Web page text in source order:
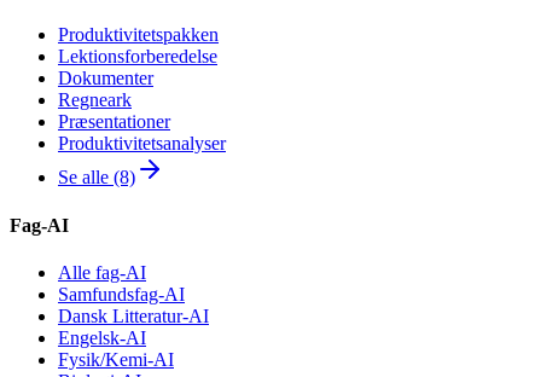
Produktivitetspakken
Lektionsforberedelse
Dokumenter
Regneark
Præsentationer
Produktivitetsanalyser
Se alle (8)
Fag-AI
Alle fag-AI
Samfundsfag-AI
Dansk Litteratur-AI
Engelsk-AI
Fysik/Kemi-AI